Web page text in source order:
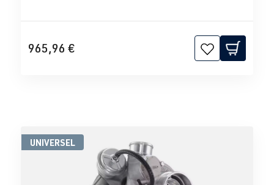
965,96 €
UNIVERSEL